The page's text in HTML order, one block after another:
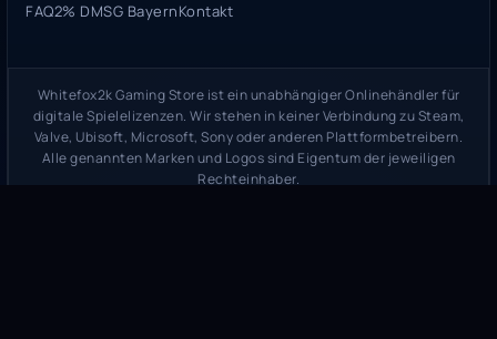
FAQ2% DMSG BayernKontakt
Whitefox2k Gaming Store ist ein unabhängiger Onlinehändler für
digitale Spielelizenzen. Wir stehen in keiner Verbindung zu Steam,
Valve, Ubisoft, Microsoft, Sony oder anderen Plattformbetreibern.
Alle genannten Marken und Logos sind Eigentum der jeweiligen
Rechteinhaber.